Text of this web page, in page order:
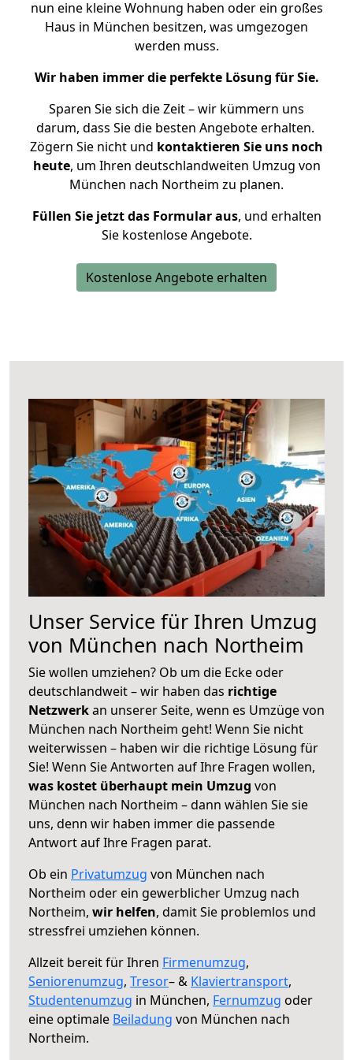
nun eine kleine Wohnung haben oder ein großes
Haus in München besitzen, was umgezogen
werden muss.
Wir haben immer die perfekte Lösung für Sie.
Sparen Sie sich die Zeit – wir kümmern uns
darum, dass Sie die besten Angebote erhalten.
Zögern Sie nicht und kontaktieren Sie uns noch
heute, um Ihren deutschlandweiten Umzug von
München nach Northeim zu planen.
Füllen Sie jetzt das Formular aus, und erhalten
Sie kostenlose Angebote.
Kostenlose Angebote erhalten
Unser Service für Ihren Umzug
von München nach Northeim
Sie wollen umziehen? Ob um die Ecke oder
deutschlandweit – wir haben das richtige
Netzwerkan unserer Seite, wenn es Umzüge von
München nach Northeim geht! Wenn Sie nicht
weiterwissen – haben wir die richtige Lösung für
Sie! Wenn Sie Antworten auf Ihre Fragen wollen,
was kostet überhaupt mein Umzug von
München nach Northeim – dann wählen Sie sie
uns, denn wir haben immer die passende
Antwort auf Ihre Fragen parat.
Ob ein Privatumzug von München nach
Northeim oder ein gewerblicher Umzug nach
Northeim, wir helfen, damit Sie problemlos und
stressfrei umziehen können.
Allzeit bereit für Ihren Firmenumzug,
Seniorenumzug, Tresor– & Klaviertransport,
Studentenumzug in München, Fernumzug oder
eine optimale Beiladung von München nach
Northeim.